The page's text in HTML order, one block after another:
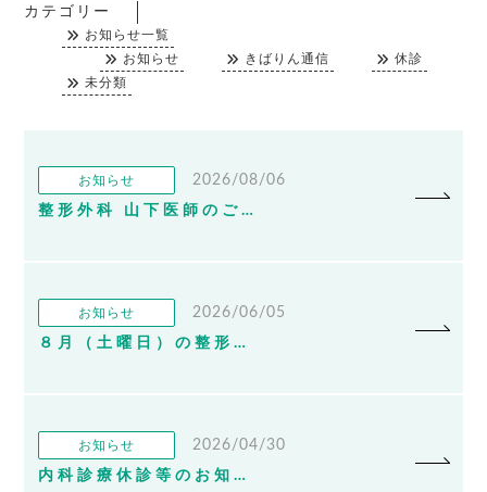
カテゴリー
お知らせ一覧
お知らせ
きばりん通信
休診
未分類
お知らせ
2026/08/06
整形外科 山下医師のご紹介
お知らせ
2026/06/05
８月（土曜日）の整形外科のお知らせ
お知らせ
2026/04/30
内科診療休診等のお知らせ